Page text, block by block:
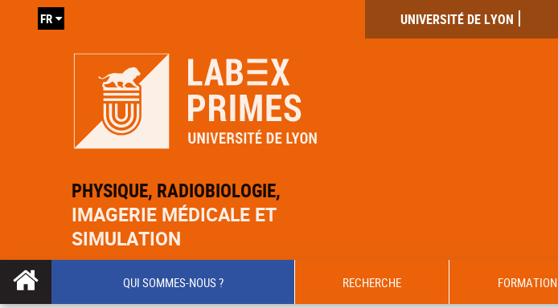
PHYSIQUE, RADIOBIOLOGIE,
IMAGERIE MÉDICALE ET
SIMULATION
UNIVERSITÉ DE LYON
FR
QUI SOMMES-NOUS ? RECHERCHE FORMATION